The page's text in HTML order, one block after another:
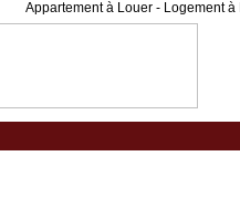
Appartement à Louer - Logement